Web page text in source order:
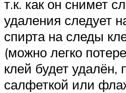
т.к. как он снимет
удаления следует
спирта на следы
(можно легко
клей будет удалён,
салфеткой или